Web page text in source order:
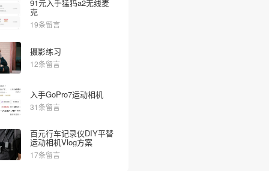
91元入手猛犸a2无线麦
克
19条留言
摄影练习
12条留言
入手GoPro7运动相机
31条留言
百元行车记录仪DIY平替
运动相机Vlog方案
17条留言